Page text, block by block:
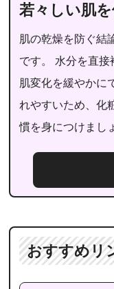
若々しい肌
肌の乾燥を防ぐ結
です。 水分を直接
肌変化を緩やかに
れやすいため、化
慣を身につけまし
おすすめリ